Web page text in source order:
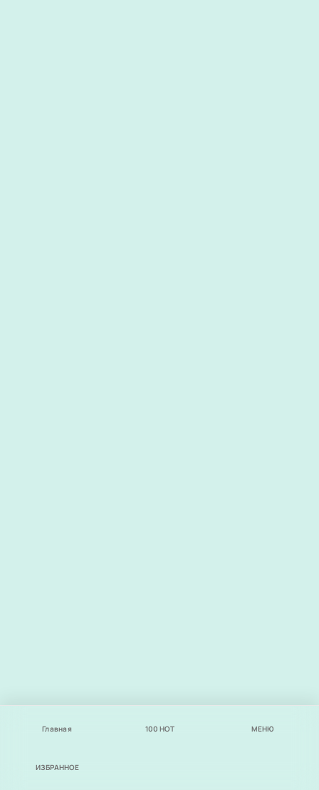
Главная 100 НОТ МЕНЮ
ИЗБРАННОЕ